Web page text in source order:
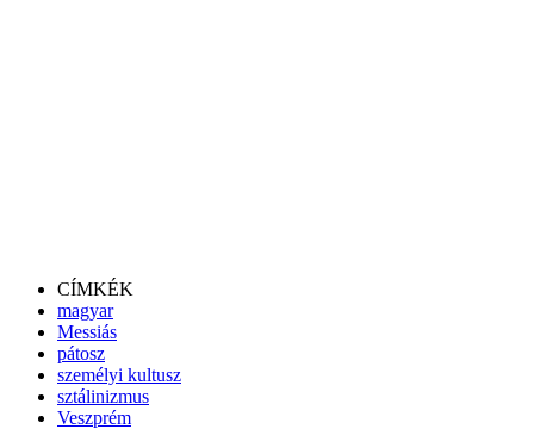
CÍMKÉK
magyar
Messiás
pátosz
személyi kultusz
sztálinizmus
Veszprém